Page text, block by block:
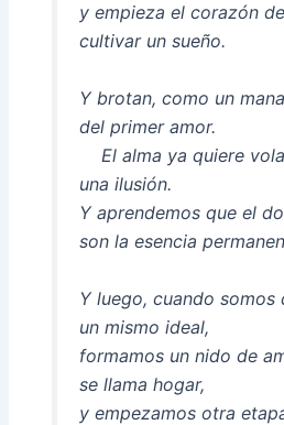
y empieza el corazón
cultivar un sueño.
Y brotan, como un
del primer amor.
El alma ya quiere
una ilusión.
Y aprendemos que el
son la esencia
Y luego, cuando somos
un mismo ideal,
formamos un nido de
se llama hogar,
y empezamos otra